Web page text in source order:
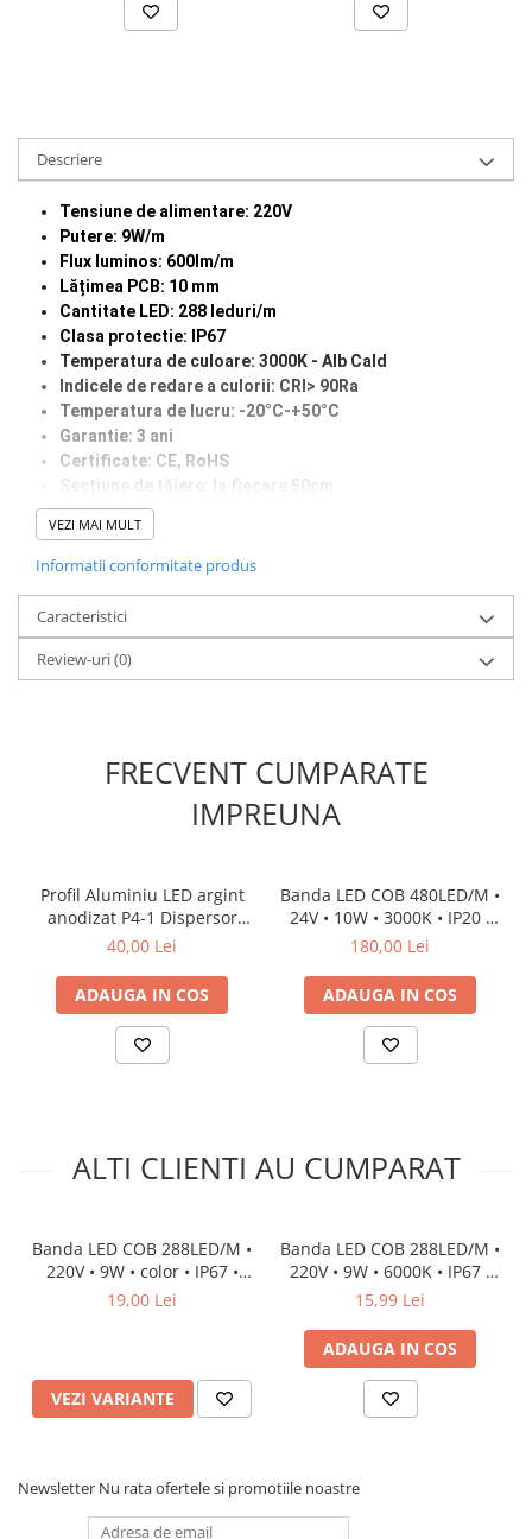
Descriere
Tensiune de alimentare: 220V
Putere: 9W/m
Flux luminos: 600lm/m
Lățimea PCB: 10 mm
Cantitate LED: 288 leduri/m
Clasa protectie: IP67
Temperatura de culoare: 3000K - Alb Cald
Indicele de redare a culorii: CRI> 90Ra
Temperatura de lucru: -20°C-+50°C
Garantie: 3 ani
Certificate: CE, RoHS
Secțiune de tăiere: la fiecare 50
Grosimea PCB: suport dublu
Durata de viata: 50.000 ore
VEZI MAI MULT
Informatii conformitate produs
Caracteristici
Review-uri(0)
FRECVENT CUMPARATE
IMPREUNA
Profil Aluminiu LED argint
anodizat P4-1 Dispersor
opal 2M
40,00 Lei
ADAUGA IN COS
Banda LED COB 480LED/M •
24V • 10W • 3000K • IP20 •
1000lm • Cri90 • 8mm 2oz
180,00 Lei
ADAUGA IN COS
ALTI CLIENTI AU CUMPARAT
Banda LED COB 288LED/M •
220V • 9W • color • IP67 •
600lm • 10mm
19,00 Lei
VEZI VARIANTE
Banda LED COB 288LED/M •
220V • 9W • 6000K • IP67 •
800lm • 10mm
15,99 Lei
ADAUGA IN COS
Newsletter Nu rata ofertele si promotiile noastre